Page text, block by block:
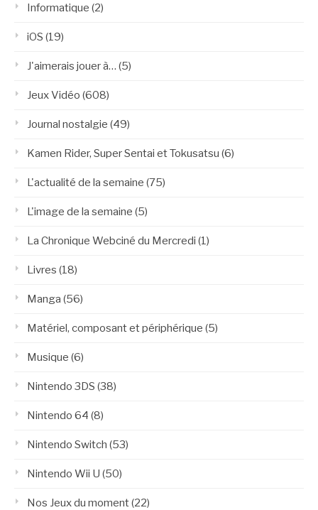
Informatique (2)
iOS (19)
J'aimerais jouer à… (5)
Jeux Vidéo (608)
Journal nostalgie (49)
Kamen Rider, Super Sentai et Tokusatsu (6)
L'actualité de la semaine (75)
L'image de la semaine (5)
La Chronique Webciné du Mercredi (1)
Livres (18)
Manga (56)
Matériel, composant et périphérique (5)
Musique (6)
Nintendo 3DS (38)
Nintendo 64 (8)
Nintendo Switch (53)
Nintendo Wii U (50)
Nos Jeux du moment(22)